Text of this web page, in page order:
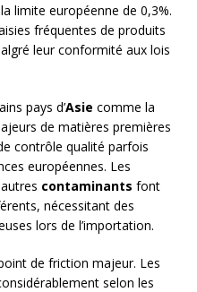
limite européenne de 0,3%.
fréquentes de produits
leur conformité aux lois
pays d’Asie comme la
de matières premières
contrôle qualité parfois
européennes. Les
contaminants font
nécessitant des
lors de l’importation.
de friction majeur. Les
selon les